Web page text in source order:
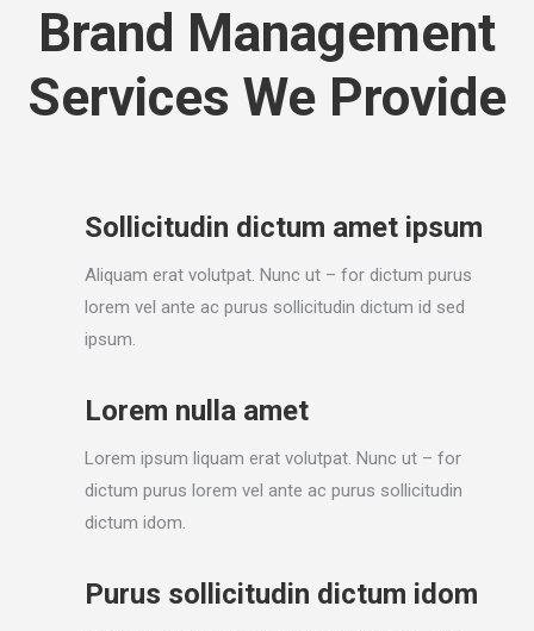
Brand Management
Services We Provide
Sollicitudin dictum amet ipsum
Aliquam erat volutpat. Nunc ut – for dictum purus
lorem vel ante ac purus sollicitudin dictum id sed
ipsum.
Lorem nulla amet
Lorem ipsum liquam erat volutpat. Nunc ut – for
dictum purus lorem vel ante ac purus sollicitudin
dictum idom.
Purus sollicitudin dictum idom